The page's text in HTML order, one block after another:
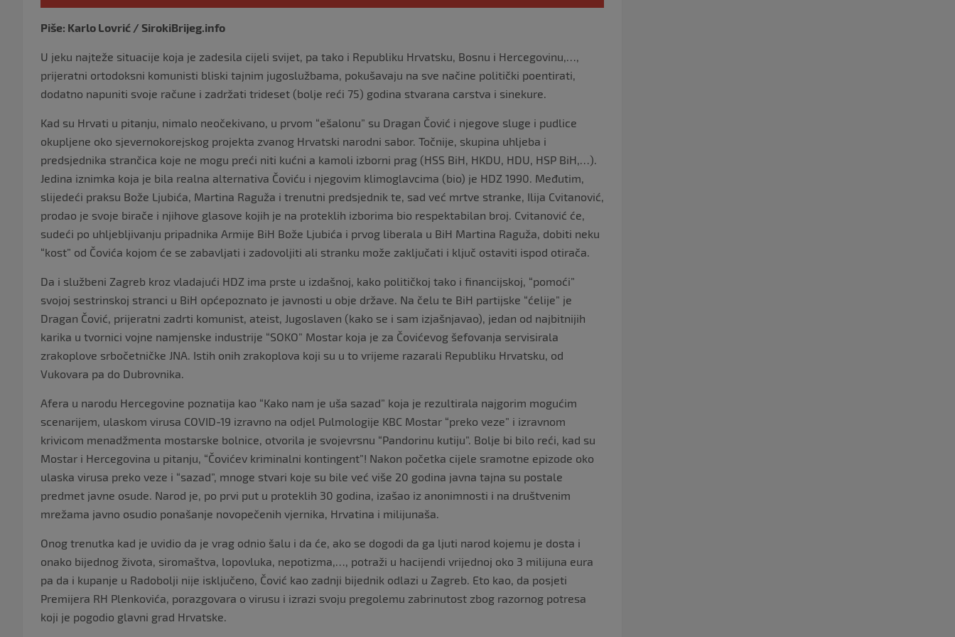
Piše: Karlo Lovrić / SirokiBrijeg.info
U jeku najteže situacije koja je zadesila cijeli svijet, pa tako i Republiku Hrvatsku, Bosnu i Hercegovinu,…,
prijeratni ortodoksni komunisti bliski tajnim jugoslužbama, pokušavaju na sve načine politički poentirati,
dodatno napuniti svoje račune i zadržati trideset (bolje reći 75) godina stvarana carstva i sinekure.
Kad su Hrvati u pitanju, nimalo neočekivano, u prvom “ešalonu” su Dragan Čović i njegove sluge i pudlice
okupljene oko sjevernokorejskog projekta zvanog Hrvatski narodni sabor. Točnije, skupina uhljeba i
predsjednika strančica koje ne mogu preći niti kućni a kamoli izborni prag (HSS BiH, HKDU, HDU, HSP BiH,…).
Jedina iznimka koja je bila realna alternativa Čoviću i njegovim klimoglavcima (bio) je HDZ 1990. Međutim,
slijedeći praksu Bože Ljubića, Martina Raguža i trenutni predsjednik te, sad već mrtve stranke, Ilija Cvitanović,
prodao je svoje birače i njihove glasove kojih je na proteklih izborima bio respektabilan broj. Cvitanović će,
sudeći po uhljebljivanju pripadnika Armije BiH Bože Ljubića i prvog liberala u BiH Martina Raguža, dobiti neku
“kost” od Čovića kojom će se zabavljati i zadovoljiti ali stranku može zaključati i ključ ostaviti ispod otirača.
Da i službeni Zagreb kroz vladajući HDZ ima prste u izdašnoj, kako političkoj tako i financijskoj, “pomoći”
svojoj sestrinskoj stranci u BiH općepoznato je javnosti u obje države. Na čelu te BiH partijske “ćelije” je
Dragan Čović, prijeratni zadrti komunist, ateist, Jugoslaven (kako se i sam izjašnjavao), jedan od najbitnijih
karika u tvornici vojne namjenske industrije “SOKO” Mostar koja je za Čovićevog šefovanja servisirala
zrakoplove srbočetničke JNA. Istih onih zrakoplova koji su u to vrijeme razarali Republiku Hrvatsku, od
Vukovara pa do Dubrovnika.
Afera u narodu Hercegovine poznatija kao “Kako nam je uša sazad” koja je rezultirala najgorim mogućim
scenarijem, ulaskom virusa COVID-19 izravno na odjel Pulmologije KBC Mostar “preko veze” i izravnom
krivicom menadžmenta mostarske bolnice, otvorila je svojevrsnu “Pandorinu kutiju”. Bolje bi bilo reći, kad su
Mostar i Hercegovina u pitanju, “Čovićev kriminalni kontingent”! Nakon početka cijele sramotne epizode oko
ulaska virusa preko veze i “sazad”, mnoge stvari koje su bile već više 20 godina javna tajna su postale
predmet javne osude. Narod je, po prvi put u proteklih 30 godina, izašao iz anonimnosti i na društvenim
mrežama javno osudio ponašanje novopečenih vjernika, Hrvatina i milijunaša.
Onog trenutka kad je uvidio da je vrag odnio šalu i da će, ako se dogodi da ga ljuti narod kojemu je dosta i
onako bijednog života, siromaštva, lopovluka, nepotizma,…, potraži u hacijendi vrijednoj oko 3 milijuna eura
pa da i kupanje u Radobolji nije isključeno, Čović kao zadnji bijednik odlazi u Zagreb. Eto kao, da posjeti
Premijera RH Plenkovića, porazgovara o virusu i izrazi svoju pregolemu zabrinutost zbog razornog potresa
koji je pogodio glavni grad Hrvatske.